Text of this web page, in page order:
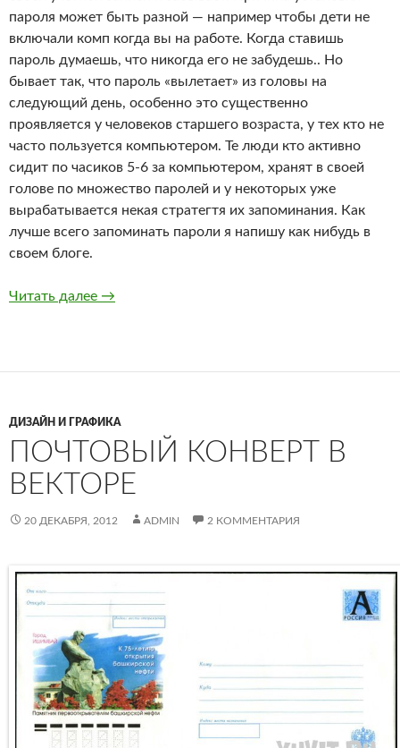
пароля может быть разной — например чтобы дети не
включали комп когда вы на работе. Когда ставишь
пароль думаешь, что никогда его не забудешь.. Но
бывает так, что пароль «вылетает» из головы на
следующий день, особенно это существенно
проявляется у человеков старшего возраста, у тех кто не
часто пользуется компьютером. Те люди кто активно
сидит по часиков 5-6 за компьютером, хранят в своей
голове по множество паролей и у некоторых уже
вырабатывается некая стратегтя их запоминания. Как
лучше всего запоминать пароли я напишу как нибудь в
своем блоге.
Читать далее если забыли пароль от учетной записи
→
ДИЗАЙН И ГРАФИКА
ПОЧТОВЫЙ КОНВЕРТ В
ВЕКТОРЕ
20 ДЕКАБРЯ, 2012 ADMIN 2 КОММЕНТАРИЯ